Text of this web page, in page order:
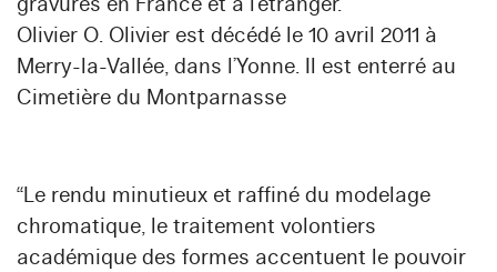
Olivier O. Olivier est décédé le 10 avril 2011 à
Merry-la-Vallée, dans l’Yonne. Il est enterré au
Cimetière du Montparnasse
“Le rendu minutieux et raffiné du modelage
chromatique, le traitement volontiers
académique des formes accentuent le pouvoir